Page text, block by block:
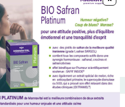
Nourriture
DEVELOPED BY